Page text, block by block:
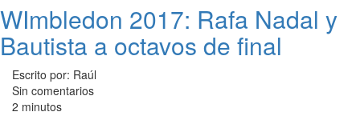
WImbledon 2017: Rafa Nadal y
Bautista a octavos de final
Escrito por: Raúl
Sin comentarios
2 minutos